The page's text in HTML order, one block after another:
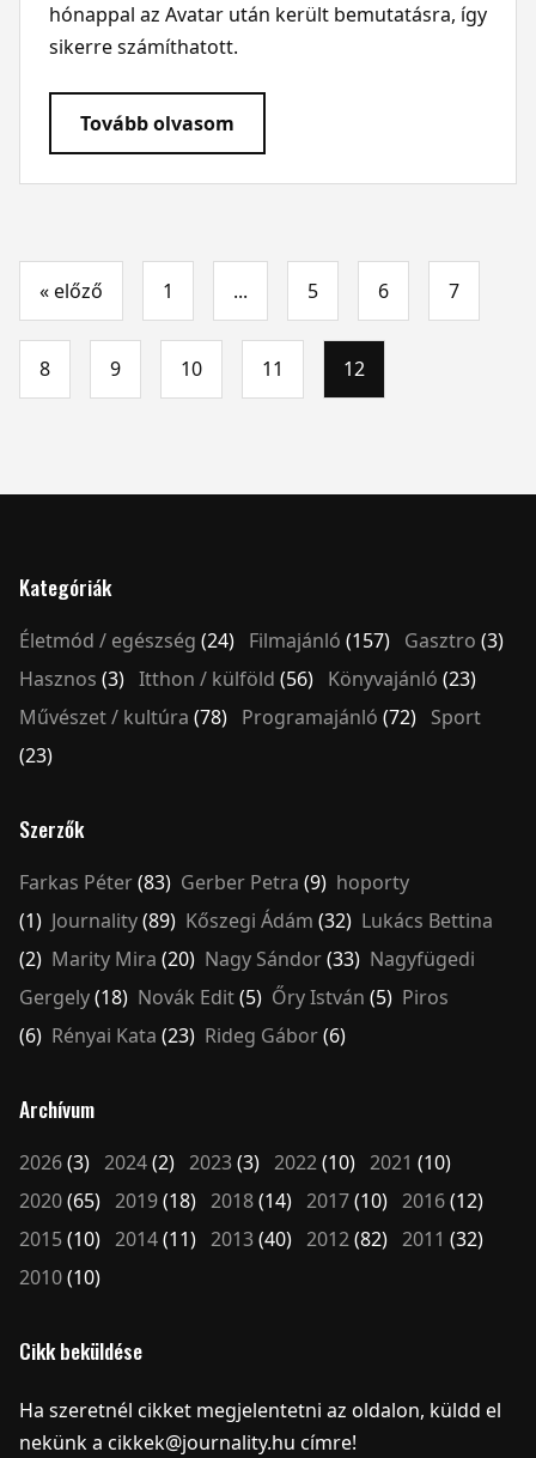
hónappal az Avatar után került bemutatásra, így
sikerre számíthatott.
Tovább olvasom
« előző 1 ... 5 6 7
8 9 10 11 12
Kategóriák
Életmód / egészség (24) Filmajánló (157) Gasztro (3)
Hasznos (3) Itthon / külföld (56) Könyvajánló (23)
Művészet / kultúra (78) Programajánló (72) Sport
(23)
Szerzők
Farkas Péter(83) Gerber Petra (9) hoporty
(1) Journality(89) Kőszegi Ádám (32) Lukács Bettina
(2) Marity Mira (20) Nagy Sándor(33) Nagyfügedi
Gergely(18) Novák Edit(5) Őry István (5) Piros
(6) Rényai Kata (23) Rideg Gábor(6)
Archívum
2026(3) 2024(2) 2023(3) 2022(10) 2021 (10)
2020(65) 2019(18) 2018(14) 2017(10) 2016(12)
2015(10) 2014(11) 2013(40) 2012(82) 2011 (32)
2010(10)
Cikk beküldése
Ha szeretnél cikket megjelentetni az oldalon, küldd el
nekünk a cikkek@journality.hu címre!